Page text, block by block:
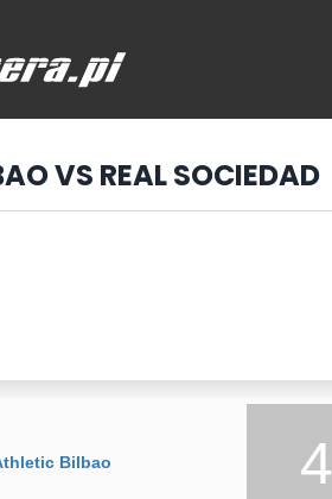
VS REAL SOCIEDAD
Bilbao 4